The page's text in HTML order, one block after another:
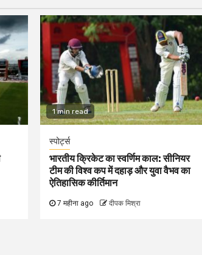
1 min read
स्पोर्ट्स
भारतीय क्रिकेट का स्वर्णिम काल: सीनियर
टीम की विश्व कप में दहाड़ और युवा वैभव का
ऐतिहासिक कीर्तिमान
7 महीना ago दीपक मिश्रा